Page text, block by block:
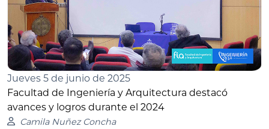
Jueves 5 de junio de 2025
Facultad de Ingeniería y Arquitectura destacó
avances y logros durante el 2024
Camila Nuñez Concha